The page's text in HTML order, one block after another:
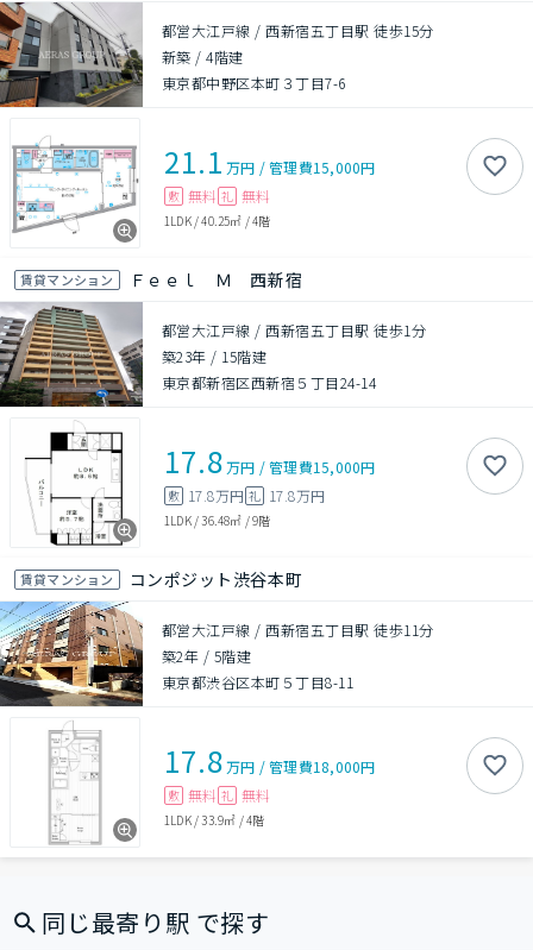
都営大江戸線 / 西新宿五丁目駅 徒歩15分
新築 /4階建
東京都中野区本町３丁目7-6
21.1 万円 /管理費15,000円
敷 無料 礼 無料
1LDK/40.25㎡ /4階
賃貸マンション Ｆｅｅｌ Ｍ 西新宿
都営大江戸線 / 西新宿五丁目駅 徒歩1分
築23年 / 15階建
東京都新宿区西新宿５丁目24-14
17.8万円 /管理費15,000円
敷 17.8万円 礼 17.8万円
1LDK/36.48㎡ /9階
賃貸マンション コンポジット渋谷本町
都営大江戸線 / 西新宿五丁目駅 徒歩11分
築2年 / 5階建
東京都渋谷区本町５丁目8-11
17.8万円 /管理費18,000円
敷 無料 礼 無料
1LDK/33.9㎡ /4階
同じ最寄り駅 で探す